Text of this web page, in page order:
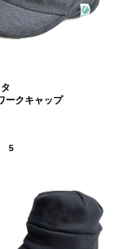
ークキャップ